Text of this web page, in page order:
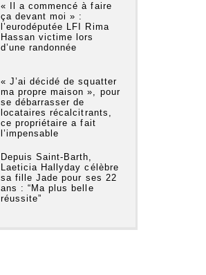
« Il a commencé à faire
ça devant moi » :
l’eurodéputée LFI Rima
Hassan victime lors
d’une randonnée
« J’ai décidé de squatter
ma propre maison », pour
se débarrasser de
locataires récalcitrants,
ce propriétaire a fait
l’impensable
Depuis Saint-Barth,
Laeticia Hallyday célèbre
sa fille Jade pour ses 22
ans : “Ma plus belle
réussite”